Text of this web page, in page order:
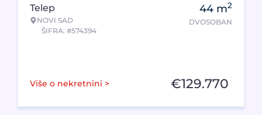
Telep
NOVI SAD
ŠIFRA: #574394
44 m2
DVOSOBAN
Više o nekretnini > €129.770